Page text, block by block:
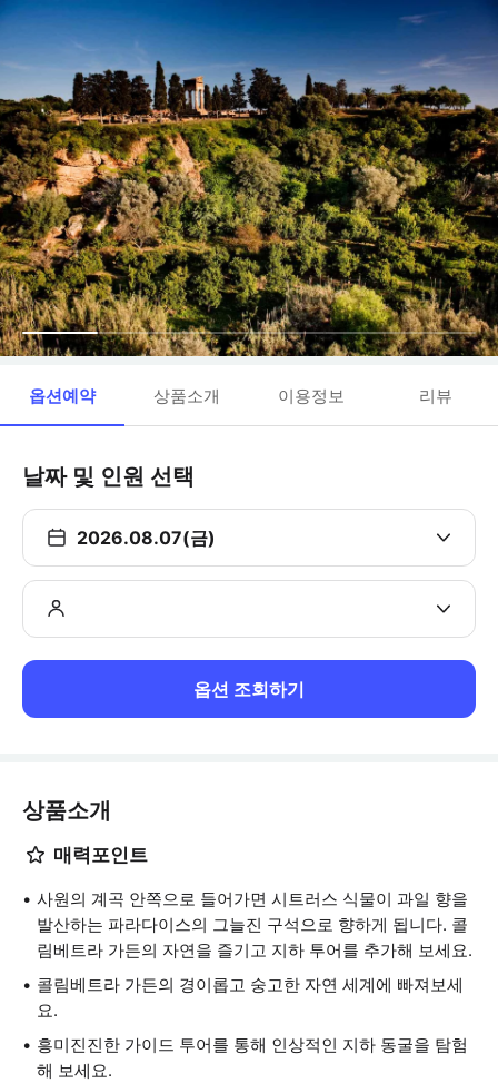
옵션예약 상품소개 이용정보 리뷰
날짜 및 인원 선택
2026.08.07(금)
옵션 조회하기
상품소개
매력포인트
사원의 계곡 안쪽으로 들어가면 시트러스 식물이 과일 향을
발산하는 파라다이스의 그늘진 구석으로 향하게 됩니다. 콜
림베트라 가든의 자연을 즐기고 지하 투어를 추가해 보세요.
콜림베트라 가든의 경이롭고 숭고한 자연 세계에 빠져보세
요.
흥미진진한 가이드 투어를 통해 인상적인 지하 동굴을 탐험
해 보세요.